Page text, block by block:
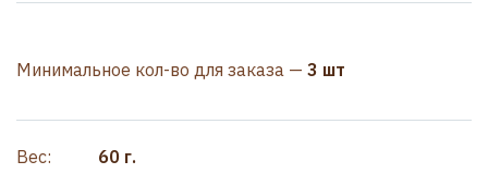
Минимальное кол-во для заказа — 3 шт
Вес: 60 г.